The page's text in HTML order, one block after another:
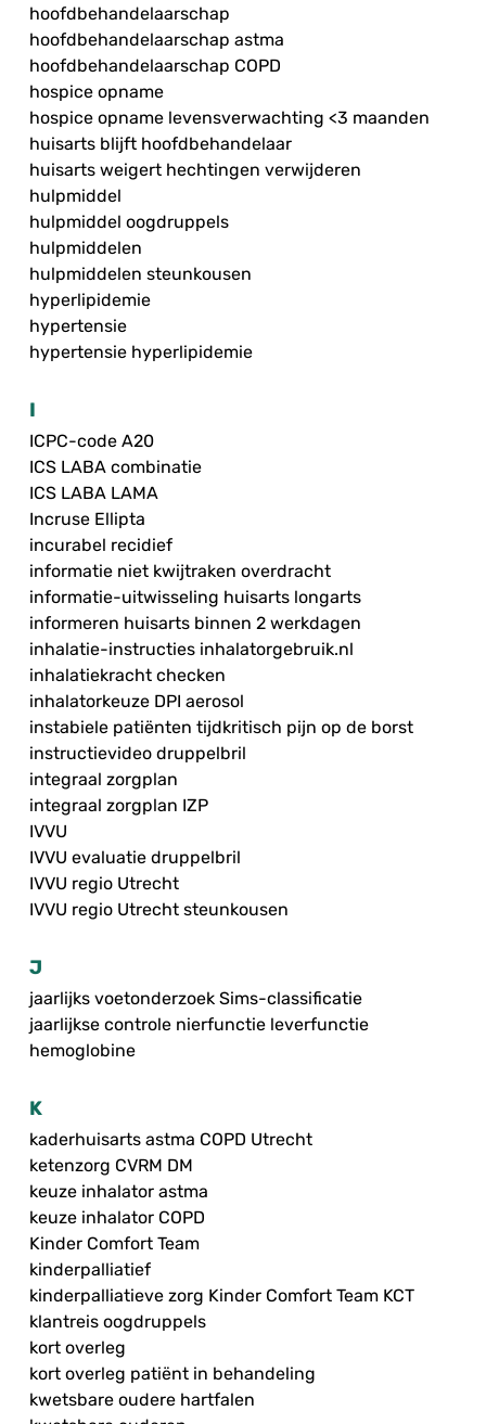
hoofdbehandelaarschap
hoofdbehandelaarschap astma
hoofdbehandelaarschap COPD
hospice opname
hospice opname levensverwachting <3 maanden
huisarts blijft hoofdbehandelaar
huisarts weigert hechtingen verwijderen
hulpmiddel
hulpmiddel oogdruppels
hulpmiddelen
hulpmiddelen steunkousen
hyperlipidemie
hypertensie
hypertensie hyperlipidemie
I
ICPC-code A20
ICS LABA combinatie
ICS LABA LAMA
Incruse Ellipta
incurabel recidief
informatie niet kwijtraken overdracht
informatie-uitwisseling huisarts longarts
informeren huisarts binnen 2 werkdagen
inhalatie-instructies inhalatorgebruik.nl
inhalatiekracht checken
inhalatorkeuze DPI aerosol
instabiele patiënten tijdkritisch pijn op de borst
instructievideo druppelbril
integraal zorgplan
integraal zorgplan IZP
IVVU
IVVU evaluatie druppelbril
IVVU regio Utrecht
IVVU regio Utrecht steunkousen
J
jaarlijks voetonderzoek Sims-classificatie
jaarlijkse controle nierfunctie leverfunctie
hemoglobine
K
kaderhuisarts astma COPD Utrecht
ketenzorg CVRM DM
keuze inhalator astma
keuze inhalator COPD
Kinder Comfort Team
kinderpalliatief
kinderpalliatieve zorg Kinder Comfort Team KCT
klantreis oogdruppels
kort overleg
kort overleg patiënt in behandeling
kwetsbare oudere hartfalen